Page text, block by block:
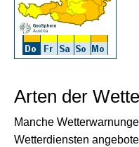
Arten der
Manche
Wetterdiensten